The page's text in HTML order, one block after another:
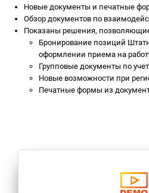
Новые документы и печатные
Обзор документов по
Показаны решения, позволяющие
Бронирование позиций
оформлении приема на
Групповые документы по
Новые возможности при
Печатные формы из